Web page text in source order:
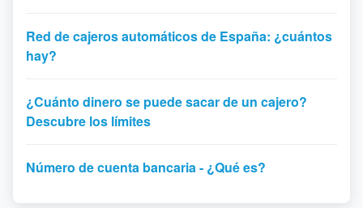
Red de cajeros automáticos de España: ¿cuántos
hay?
¿Cuánto dinero se puede sacar de un cajero?
Descubre los límites
Número de cuenta bancaria - ¿Qué es?